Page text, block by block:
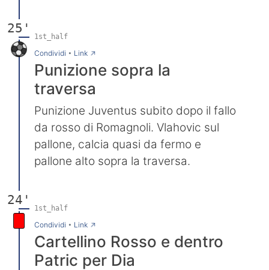
25'
1st_half
Condividi • Link→
Punizione sopra la
traversa
Punizione Juventus subito dopo il fallo
da rosso di Romagnoli. Vlahovic sul
pallone, calcia quasi da fermo e
pallone alto sopra la traversa.
24'
1st_half
Condividi • Link→
Cartellino Rosso e dentro
Patric per Dia